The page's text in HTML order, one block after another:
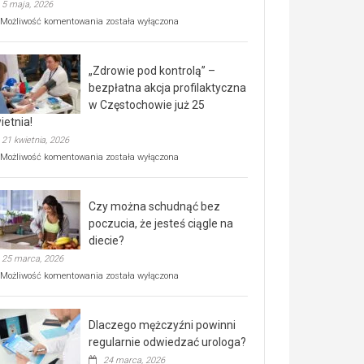
5 maja, 2026
Możliwość komentowania Rusza
rehabilitacji
dla
seniorów!
została wyłączona
„Zdrowie pod kontrolą” –
bezpłatna akcja profilaktyczna
w Częstochowie już 25
21 kwietnia, 2026
Możliwość komentowania „Zdrowie
bezpłatna
akcja
profilaktyczna
w
już
kwietnia!
została wyłączona
Czy można schudnąć bez
poczucia, że jesteś ciągle na
diecie?
25 marca, 2026
Możliwość komentowania Czy
poczucia,
że
została wyłączona
Dlaczego mężczyźni powinni
regularnie odwiedzać urologa?
24 marca, 2026